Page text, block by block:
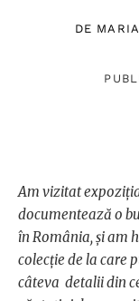
DE
Am vizitat
documentează o
în România, și am
colecție de la care
câteva detalii din